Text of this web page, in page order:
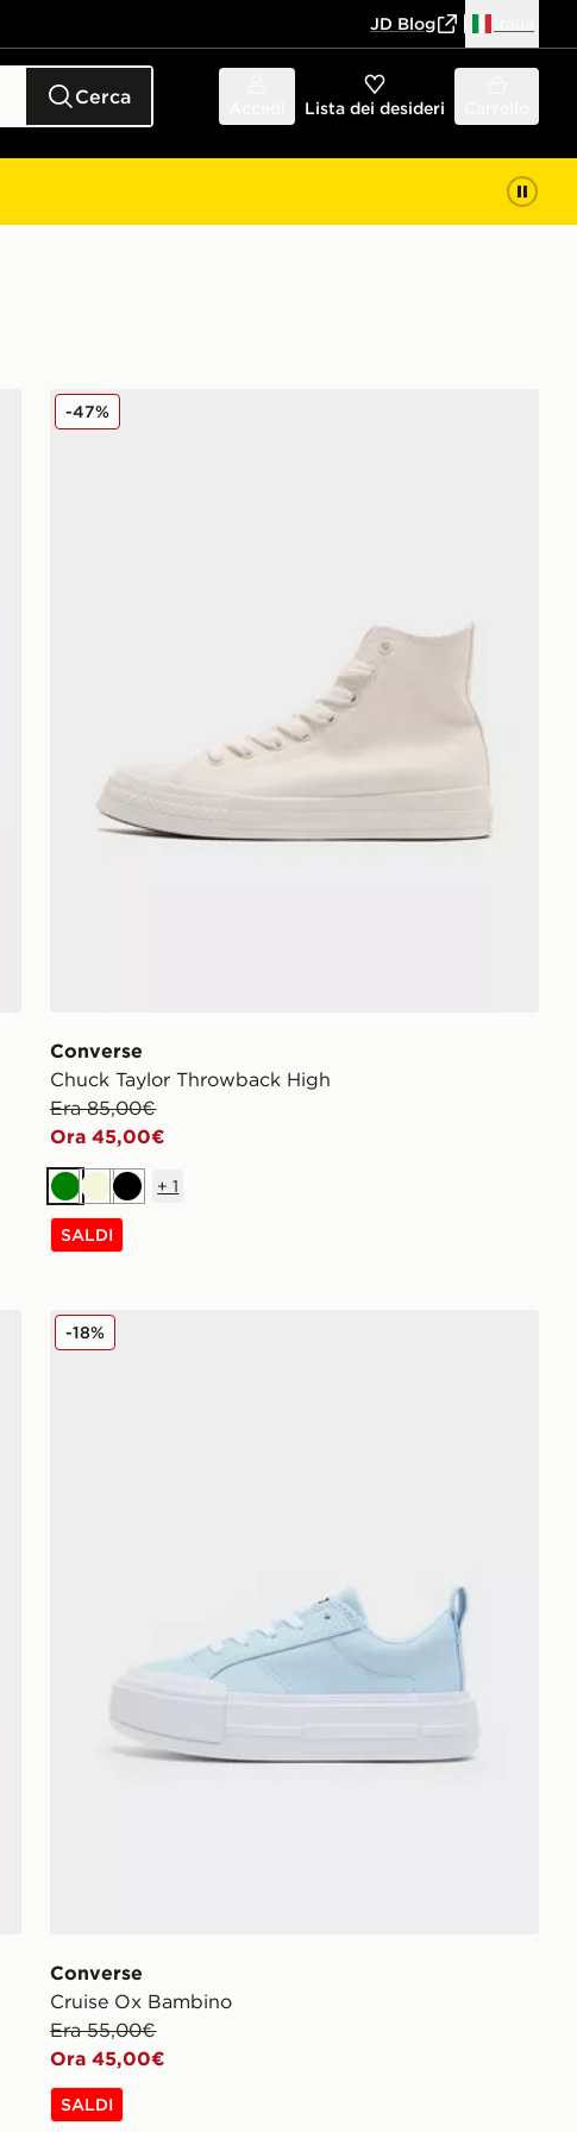
JD Blog
Cerca Lista dei desideri
Converse Chuck Taylor Throwback High
Converse
Chuck Taylor Throwback High
Era 85,00€
Ora 45,00€
-47%
VerdeBeigeNero
+1
SALDI
Converse Cruise Ox Bambino
Converse
Cruise Ox Bambino
Era 55,00€
Ora 45,00€
-18%
SALDI